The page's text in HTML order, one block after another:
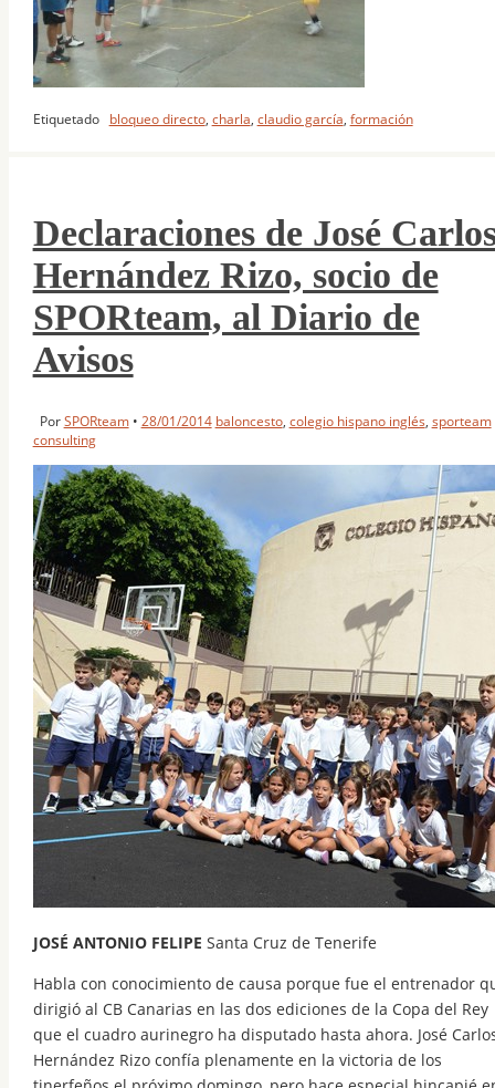
Etiquetado bloqueo directo, charla, claudio garcía, formación
Declaraciones de José
Hernández Rizo, socio de
SPORteam, al Diario de
Avisos
PorSPORteam • 28/01/2014 baloncesto, colegio hispano inglés, sporteam
consulting
JOSÉ ANTONIO FELIPE Santa Cruz de Tenerife
Habla con conocimiento de causa porque fue el entrenador
dirigió al CB Canarias en las dos ediciones de la Copa del Rey
que el cuadro aurinegro ha disputado hasta ahora. José
Hernández Rizo confía plenamente en la victoria de los